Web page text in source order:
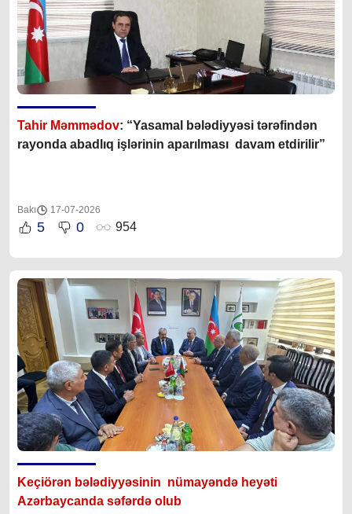
Tahir Məmmədov: “Yasamal bələdiyyəsi tərəfindən
rayonda abadlıq işlərinin aparılması davam etdirilir”
Bakı 17-07-2026
5 0 954
Keçiörən bələdiyyəsinin nümayəndə heyəti
Azərbaycanda səfərdə olub